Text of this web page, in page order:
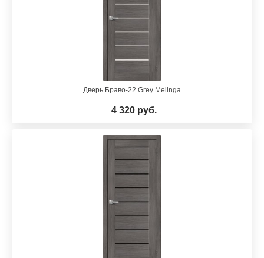
Дверь Браво-22 Grey Melinga
4 320 руб.